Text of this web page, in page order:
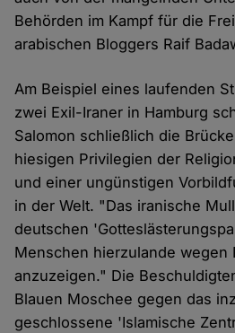
Behörden im Kampf für die
arabischen Bloggers Raif
Am Beispiel eines laufenden
zwei Exil-Iraner in Hamburg
Salomon schließlich die
hiesigen Privilegien der
und einer ungünstigen
in der Welt. "Das iranische
deutschen
Menschen hierzulande wegen
anzuzeigen." Die
Blauen Moschee gegen das
geschlossene 'Islamische